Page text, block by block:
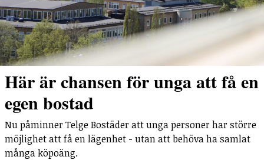
Här är chansen för unga att få en
egen bostad
Nu påminner Telge Bostäder att unga personer har större
möjlighet att få en lägenhet - utan att behöva ha samlat
många köpoäng.